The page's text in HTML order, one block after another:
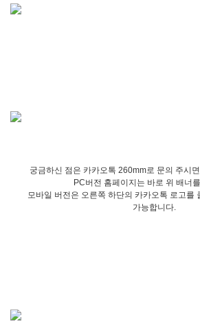
궁금하신 점은 카카오톡 260mm로 문의 주시
PC버전 홈페이지는 바로 위 배너
모바일 버전은 오른쪽 하단의 카카오톡 로고를
가능합니다.